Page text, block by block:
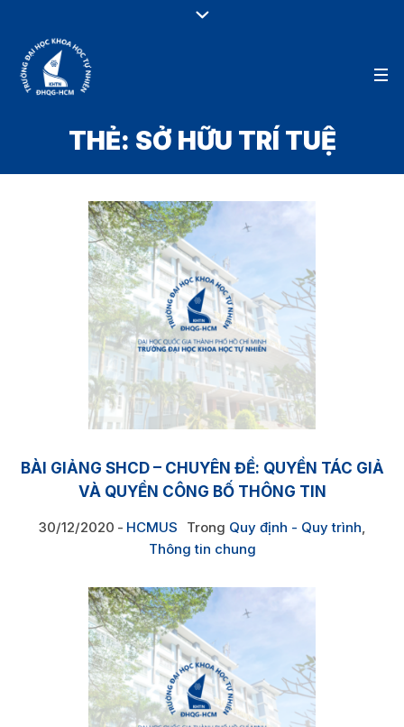
THẺ: SỞ HỮU TRÍ TUỆ
BÀI GIẢNG SHCD – CHUYÊN ĐỀ: QUYỀN TÁC GIẢ
VÀ QUYỀN CÔNG BỐ THÔNG TIN
30/12/2020 HCMUS Trong Quy định - Quy trình,
Thông tin chung